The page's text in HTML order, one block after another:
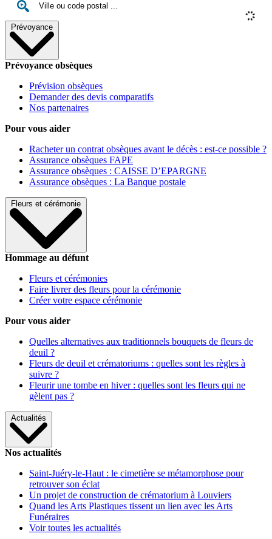
Prévoyance
Prévoyance obsèques
Prévision obsèques
Demander des devis comparatifs
Nos partenaires
Pour vous aider
Racheter un contrat obsèques avant le décès : est-ce possible ?
Assurance obsèques FAPE
Assurance obsèques : CAISSE D’EPARGNE
Assurance obsèques : La Banque postale
Fleurs et cérémonie
Hommage au défunt
Fleurs et cérémonies
Faire livrer des fleurs pour la cérémonie
Créer votre espace cérémonie
Pour vous aider
Quelles alternatives aux traditionnels bouquets de fleurs de
deuil ?
Fleurs de deuil et crématoriums : quelles sont les règles à
suivre ?
Fleurir une tombe en hiver : quelles sont les fleurs qui ne
gèlent pas ?
Actualités
Nos actualités
Saint-Juéry-le-Haut : le cimetière se métamorphose pour
retrouver son éclat
Un projet de construction de crématorium à Louviers
Quand les Arts Plastiques tissent un lien avec les Arts
Funéraires
Voir toutes les actualités